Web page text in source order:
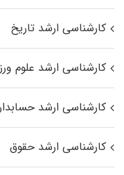
کارشناسی ارشد تاریخ
کارشناسی ارشد علوم
کارشناسی ارشد
کارشناسی ارشد حقوق